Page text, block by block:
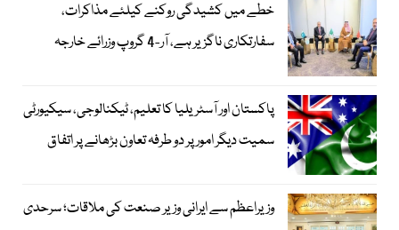
خطے میں کشیدگی روکنے کیلئے مذاکرات،
سفارتکاری ناگزیر ہے، آر-4 گروپ وزرائے خارجہ
پاکستان اور آسٹریلیا کا تعلیم، ٹیکنالوجی، سیکیورٹی
سمیت دیگر امور پر دو طرفہ تعاون بڑھانے پر اتفاق
وزیراعظم سے ایرانی وزیر صنعت کی ملاقات؛ سرحدی